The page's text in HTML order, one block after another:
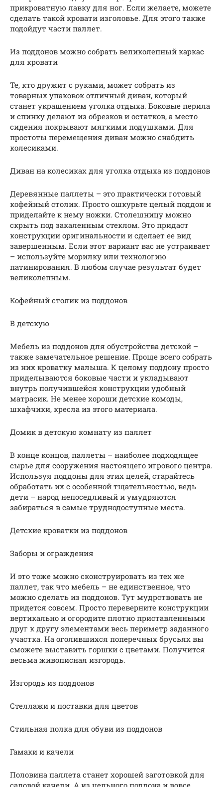
прикроватную лавку для ног. Если желаете, можете
сделать такой кровати изголовье. Для этого также
подойдут части паллет.
Из поддонов можно собрать великолепный каркас
для кровати
Те, кто дружит с руками, может собрать из
товарных упаковок отличный диван, который
станет украшением уголка отдыха. Боковые перила
и спинку делают из обрезков и остатков, а место
сидения покрывают мягкими подушками. Для
простоты перемещения диван можно снабдить
колесиками.
Диван на колесиках для уголка отдыха из поддонов
Деревянные паллеты – это практически готовый
кофейный столик. Просто ошкурьте целый поддон и
приделайте к нему ножки. Столешницу можно
скрыть под закаленным стеклом. Это придаст
конструкции оригинальности и сделает ее вид
завершенным. Если этот вариант вас не устраивает
– используйте морилку или технологию
патинирования. В любом случае результат будет
великолепным.
Кофейный столик из поддонов
В детскую
Мебель из поддонов для обустройства детской –
также замечательное решение. Проще всего собрать
из них кроватку малыша. К целому поддону просто
приделываются боковые части и укладывают
внутрь получившейся конструкции удобный
матрасик. Не менее хороши детские комоды,
шкафчики, кресла из этого материала.
Домик в детскую комнату из паллет
В конце концов, паллеты – наиболее подходящее
сырье для сооружения настоящего игрового центра.
Используя поддоны для этих целей, старайтесь
обработать их с особенной тщательностью, ведь
дети – народ непоседливый и умудряются
забираться в самые труднодоступные места.
Детские кроватки из поддонов
Заборы и ограждения
И это тоже можно сконструировать из тех же
паллет, так что мебель – не единственное, что
можно сделать из поддонов. Тут мудрствовать не
придется совсем. Просто переверните конструкции
вертикально и огородите плотно приставленными
друг к другу элементами весь периметр заданного
участка. На оголившихся поперечных брусьях вы
сможете выставить горшки с цветами. Получится
весьма живописная изгородь.
Изгородь из поддонов
Стеллажи и поставки для цветов
Стильная полка для обуви из поддонов
Гамаки и качели
Половина паллета станет хорошей заготовкой для
садовой качели. А из цельного поддона и вовсе